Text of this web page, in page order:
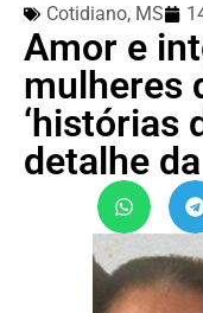
Cotidiano, MS
Amor e
mulheres
‘histórias
detalhe